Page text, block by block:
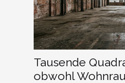
Tausende
obwohl